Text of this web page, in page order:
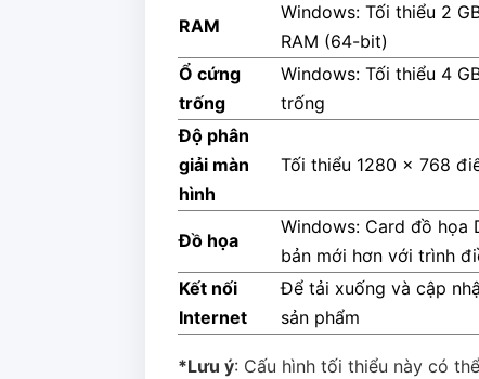
RAM
Windows: Tối thiểu 2
RAM (64-bit)
Ổ cứng
trống
Windows: Tối thiểu 4
trống
Độ phân
giải màn
hình
Tối thiểu 1280 x 768
Đồ họa
Windows: Card đồ họa
bản mới hơn với trình
Kết nối
Internet
Để tải xuống và cập
sản phẩm
*Lưu ý: Cấu hình tối thiểu này có